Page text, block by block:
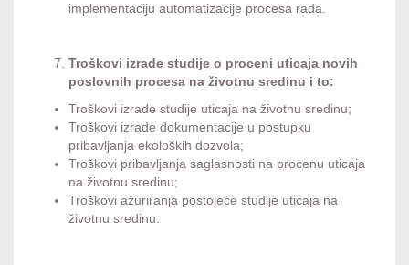
implementaciju automatizacije procesa rada.
Troškovi izrade studije o proceni uticaja novih
poslovnih procesa na životnu sredinu i to:
Troškovi izrade studije uticaja na životnu sredinu;
Troškovi izrade dokumentacije u postupku
pribavljanja ekoloških dozvola;
Troškovi pribavljanja saglasnosti na procenu uticaja
na životnu sredinu;
Troškovi ažuriranja postojeće studije uticaja na
životnu sredinu.